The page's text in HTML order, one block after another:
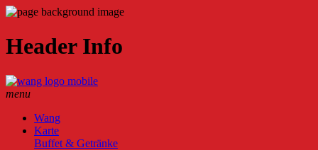
Header Info
menu
Wang
Karte
Buffet & Getränke